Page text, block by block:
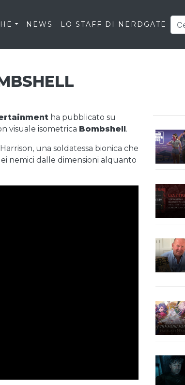
NEWS LO STAFF DI NERDGATE
ha pubblicato su
visuale isometrica Bombshell.
una soldatessa bionica che
nemici dalle dimensioni alquanto